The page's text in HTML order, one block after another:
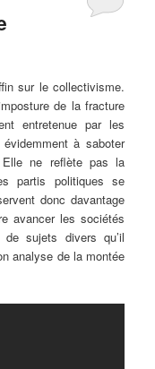
sur le collectivisme.
de la fracture
entretenue par les
à saboter
ne reflète pas la
partis politiques se
donc davantage
avancer les sociétés
de sujets divers qu’il
analyse de la montée